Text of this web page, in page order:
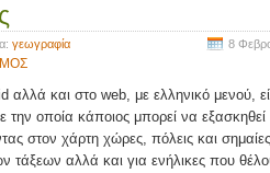
γεωγραφία 8
αλλά και στο web, με ελληνικό μενού,
την οποία κάποιος μπορεί να εξασκηθεί
στον χάρτη χώρες, πόλεις και
τάξεων αλλά και για ενήλικες που